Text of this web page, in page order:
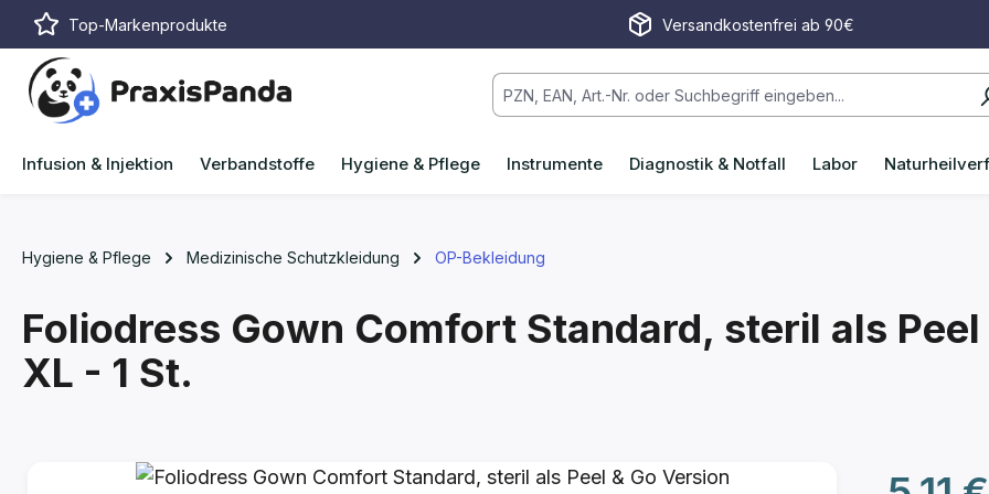
Hauptinhalt springen
Zur Suche springen
Zur Hauptnavigation springen
Top-Markenprodukte Versandkostenfrei ab 90€
Infusion & Injektion Verbandstoffe Hygiene & Pflege Instrumente Diagnostik & Notfall Labor
Hygiene & Pflege Medizinische Schutzkleidung OP-Bekleidung
Foliodress Gown Comfort Standard, steril als Peel
XL - 1 St.
Bildergalerie überspringen Regulärer